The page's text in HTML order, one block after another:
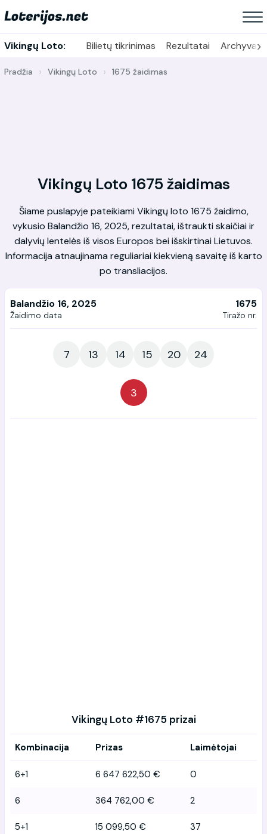
Vikingų Loto: Bilietų tikrinimas Rezultatai Archyvas
›
Pradžia Vikingų Loto 1675 žaidimas
Vikingų Loto 1675 žaidimas
Šiame puslapyje pateikiami Vikingų loto 1675 žaidimo,
vykusio Balandžio 16, 2025, rezultatai, ištraukti skaičiai ir
dalyvių lentelės iš visos Europos bei išskirtinai Lietuvos.
Informacija atnaujinama reguliariai kiekvieną savaitę iš karto
po transliacijos.
Balandžio 16, 2025
Žaidimo data
1675
Tiražo nr.
7 13 14 15 20 24
3
Vikingų Loto #1675 prizai
Kombinacija Prizas Laimėtojai
6+1 6 647 622,50 € 0
6 364 762,00 € 2
5+1 15 099,50 € 37